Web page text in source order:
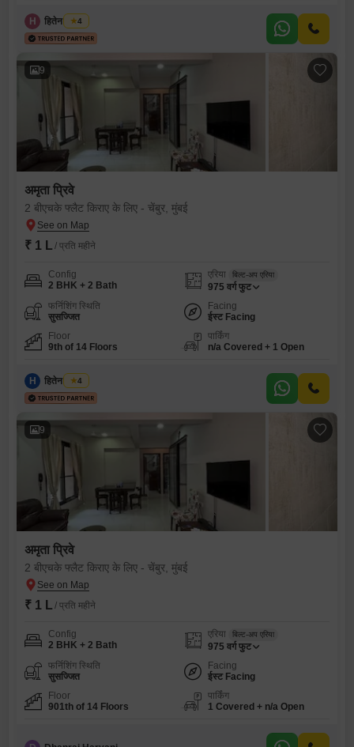
H हितेन हरयाणी
4
9
अमृता प्रिवे
2 बीएचके फ्लैट किराए के लिए - चेंबुर, मुंबई
₹ 1 L / प्रति महीने
Config
2 BHK + 2 Bath
एरिया बिल्ट-अप एरिया
975 वर्ग फुट
फर्निशिंग स्थिति
सुसज्जित
Facing
ईस्ट Facing
Floor
9th of 14 Floors
पार्किंग
n/a Covered + 1 Open
H हितेन हरयाणी
4
9
अमृता प्रिवे
2 बीएचके फ्लैट किराए के लिए - चेंबुर, मुंबई
₹ 1 L / प्रति महीने
Config
2 BHK + 2 Bath
एरिया बिल्ट-अप एरिया
975 वर्ग फुट
फर्निशिंग स्थिति
सुसज्जित
Facing
ईस्ट Facing
Floor
901th of 14 Floors
पार्किंग
1 Covered + n/a Open